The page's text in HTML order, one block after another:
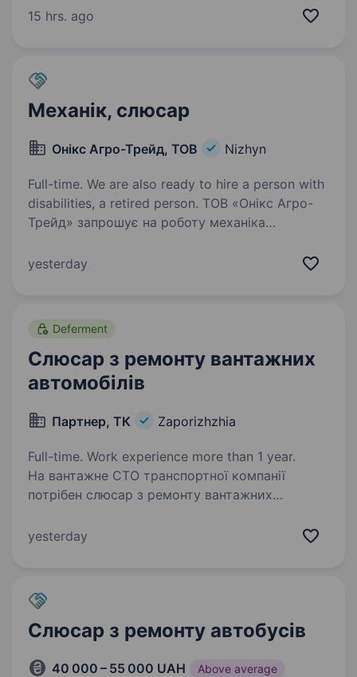
у виробничих та офісних приміщеннях.
15 hrs. ago
Механік, слюсар
Онікс Агро-Трейд, ТОВ Nizhyn
Full-time. We are also ready to hire a person with
disabilities, a retired person. ТОВ «Онікс Агро-
Трейд» запрошує на роботу механіка
Вимоги: відповідальність, порядність,
yesterday
Deferment
Слюсар з ремонту вантажних
автомобілів
Партнер, ТК Zaporizhzhia
Full-time. Work experience more than 1 year.
На вантажне СТО транспортної компанії
потрібен слюсар з ремонту вантажних
ремонт та технічне обслуговування вантажних
yesterday
Слюсар з ремонту автобусів
40 000 – 55 000 UAH Above average